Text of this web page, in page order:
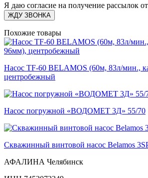
Я даю согласие на получение рассылок
ЖДУ ЗВОНКА
Похожие товары
Насос TF-60 BELAMOS (60м, 83л/мин.,
центробежный
Насос погружной «ВОДОМЕТ 3Д» 55/70
Скважинный винтовой насос Belamos
АФАЛИНА Челябинск